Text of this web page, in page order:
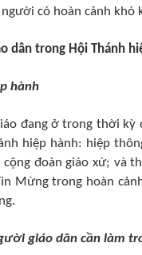
có hoàn cảnh khó
dân trong Hội Thánh
hành
đang ở trong thời
hiệp hành: hiệp
đoàn giáo xứ; và
Mừng trong hoàn
giáo dân cần làm